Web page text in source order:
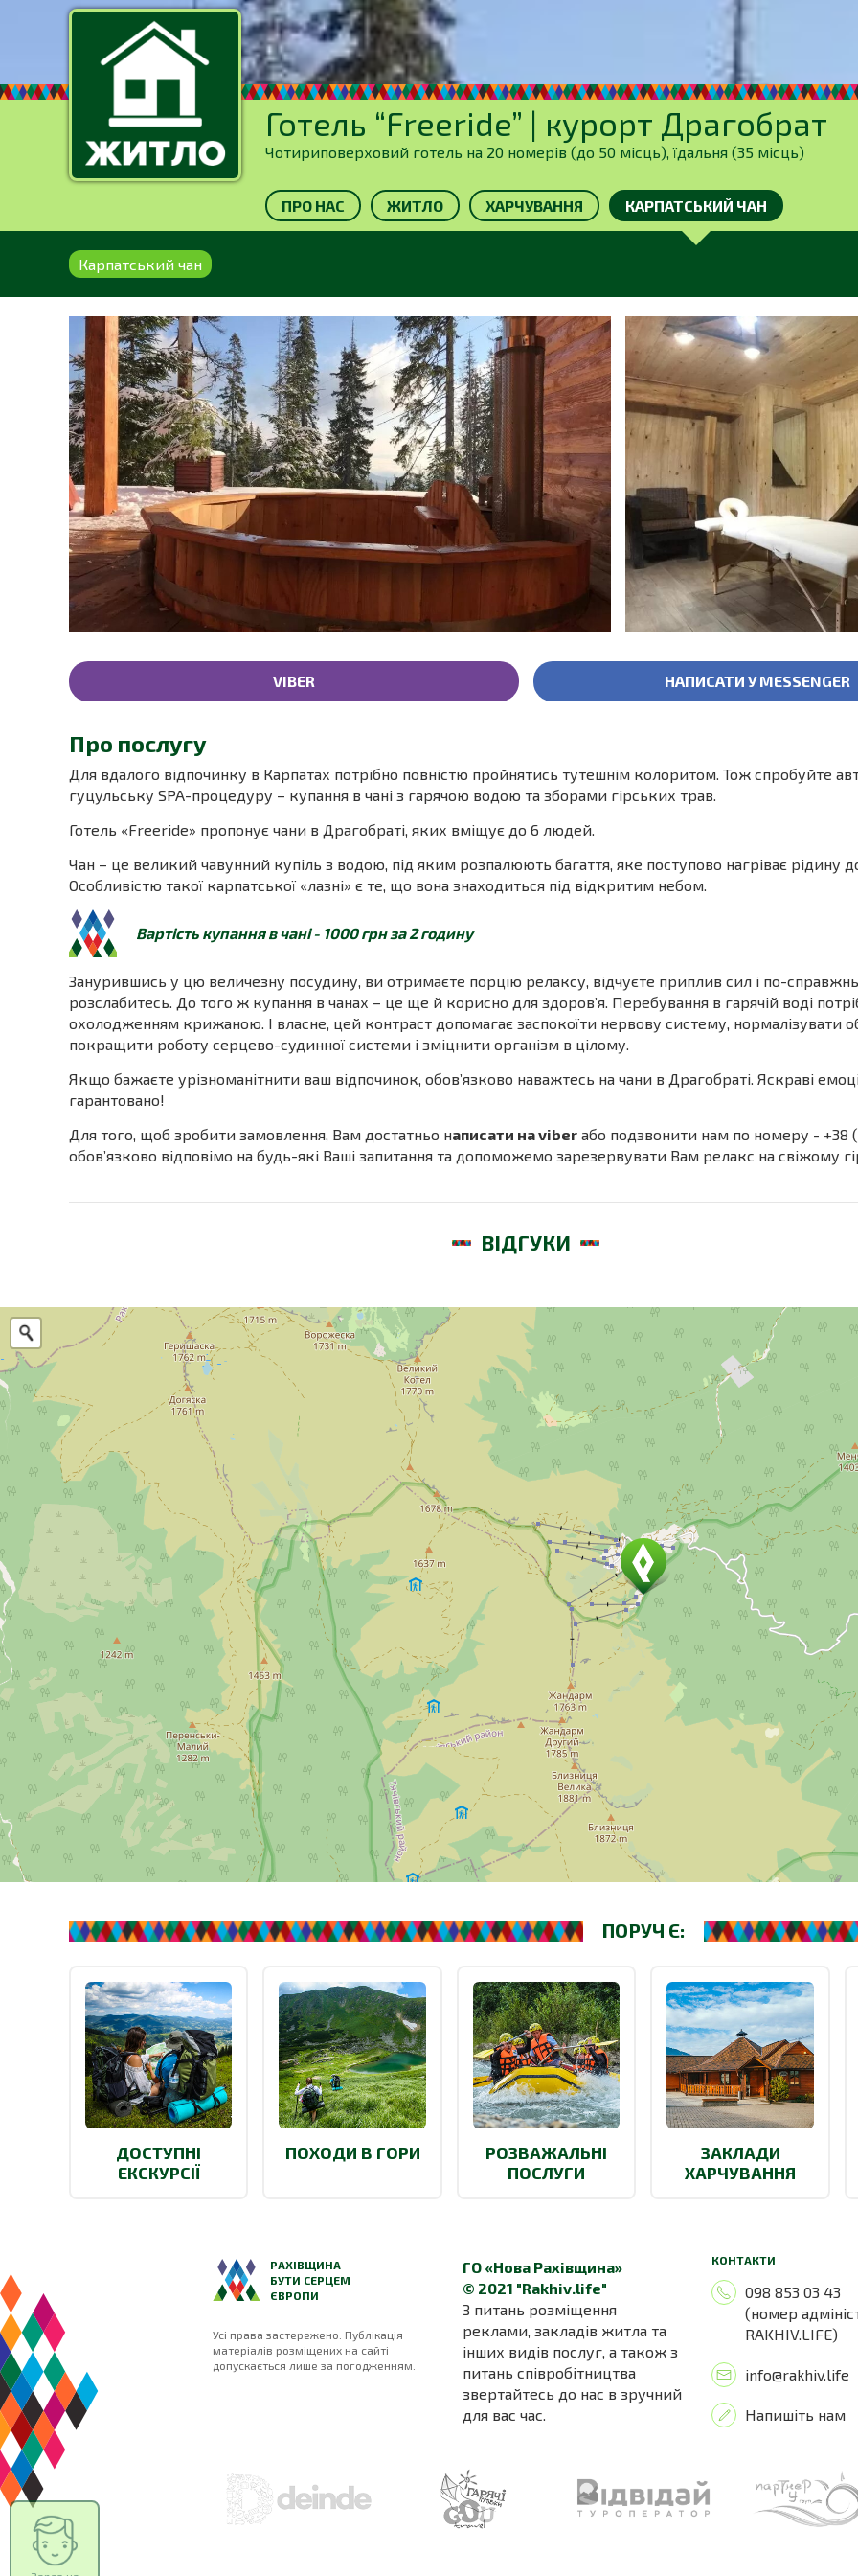
Готель “Freeride” | курорт Драгобрат
Чотириповерховий готель на 20 номерів (до 50 місць), їдальня (35 місць)
ПРО НАС ЖИТЛО ХАРЧУВАННЯ КАРПАТСЬКИЙ ЧАН
Карпатський чан
VIBER НАПИСАТИ У MESSENGER
Про послугу
Для вдалого відпочинку в Карпатах потрібно повністю пройнятись тутешнім колоритом. Тож спробуйте
гуцульську SPA-процедуру – купання в чані з гарячою водою та зборами гірських трав.
Готель «Freeride» пропонує чани в Драгобраті, яких вміщує до 6 людей.
Чан – це великий чавунний купіль з водою, під яким розпалюють багаття, яке поступово нагріває рідину
Особливістю такої карпатської «лазні» є те, що вона знаходиться під відкритим небом.
Вартість купання в чані - 1000 грн за 2 годину
Занурившись у цю величезну посудину, ви отримаєте порцію релаксу, відчуєте приплив сил і по-
розслабитесь. До того ж купання в чанах – це ще й корисно для здоров’я. Перебування в гарячій воді
охолодженням крижаною. І власне, цей контраст допомагає заспокоїти нервову систему, нормалізувати
покращити роботу серцево-судинної системи і зміцнити організм в цілому.
Якщо бажаєте урізноманітнити ваш відпочинок, обов’язково наважтесь на чани в Драгобраті. Яскраві
гарантовано!
Для того, щоб зробити замовлення, Вам достатньо написати на viber або подзвонити нам по номеру - +38
обов’язково відповімо на будь-які Ваші запитання та допоможемо зарезервувати Вам релакс на свіжому
ВІДГУКИ
ПОРУЧ Є:
ДОСТУПНІ
ЕКСКУРСІЇ
ПОХОДИ В ГОРИ
РОЗВАЖАЛЬНІ
ПОСЛУГИ
ЗАКЛАДИ
ХАРЧУВАННЯ
РАХІВЩИНА
БУТИ СЕРЦЕМ
ЄВРОПИ
Усі права застережено. Публікація
матеріалів розміщених на сайті
допускається лише за погодженням.
ГО «Нова Рахівщина»
© 2021 "Rakhiv.life"
З питань розміщення
реклами, закладів житла та
інших видів послуг, а також з
питань співробітництва
звертайтесь до нас в зручний
для вас час.
КОНТАКТИ
098 853 03 43
(номер
RAKHIV.LIFE)
info@rakhiv.life
Напишіть нам
Зараз на
сайті
16
відвідувачів
з 4 міст